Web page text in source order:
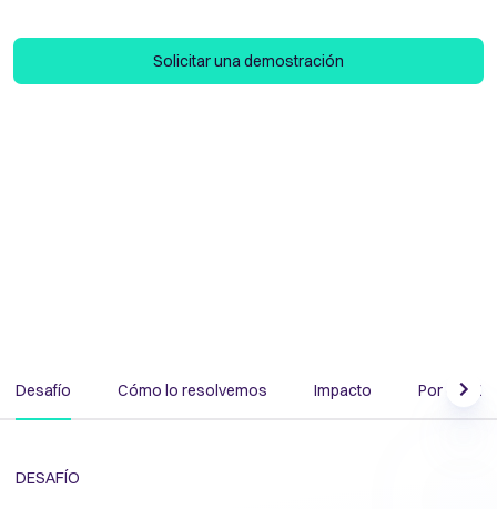
Solicitar una demostración
Desafío Cómo lo resolvemos Impacto Por qué
DESAFÍO